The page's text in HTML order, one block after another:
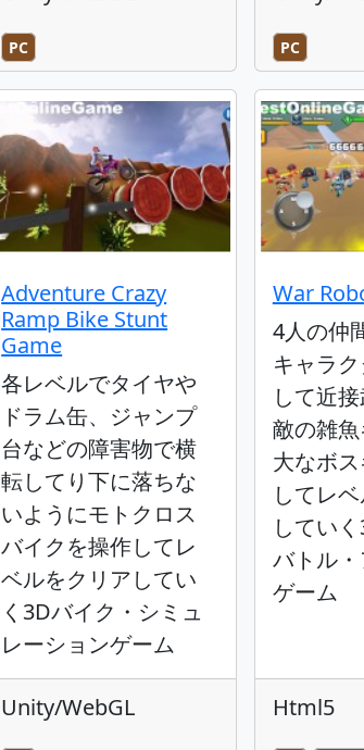
PC PC
Adventure Crazy
Ramp Bike Stunt
Game
各レベルでタイヤや
ドラム缶、ジャンプ
台などの障害物で横
転してり下に落ちな
いようにモトクロス
バイクを操作してレ
ベルをクリアしてい
く3Dバイク・シミュ
レーションゲーム
Unity/WebGL
War
4人の仲
キャラ
して近
敵の雑
大なボ
してレ
してい
バトル
ゲーム
Html5